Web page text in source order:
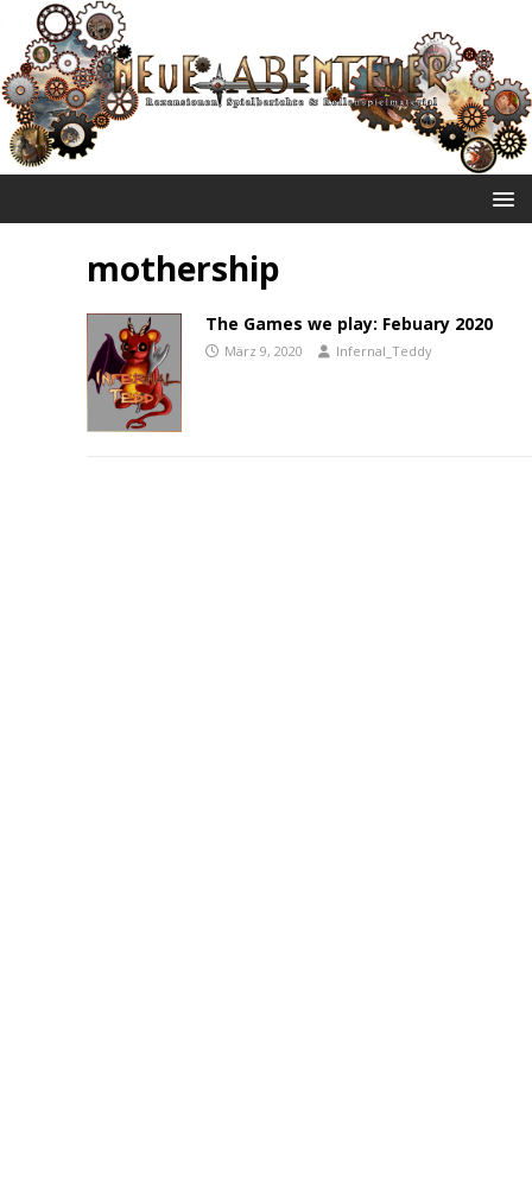
mothership
The Games we play: Febuary 2020
März 9, 2020 Infernal_Teddy